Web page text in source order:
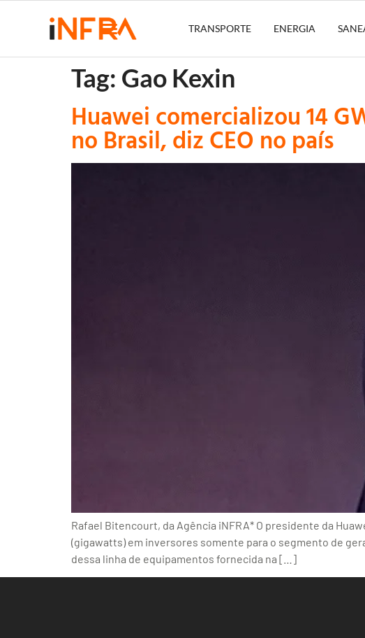
TRANSPORTE ENERGIA
Tag: Gao Kexin
Huawei comercializou 14
no Brasil, diz CEO no país
Rafael Bitencourt, da Agência iNFRA* O presidente da
(gigawatts) em inversores somente para o segmento de
dessa linha de equipamentos fornecida na […]